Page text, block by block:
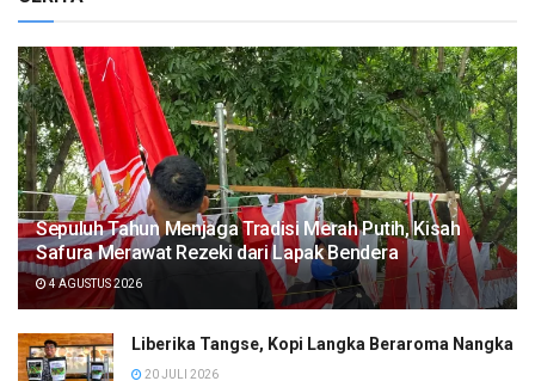
Sepuluh Tahun Menjaga Tradisi Merah Putih, Kisah
Safura Merawat Rezeki dari Lapak Bendera
4 AGUSTUS 2026
Liberika Tangse, Kopi Langka Beraroma Nangka
20 JULI 2026